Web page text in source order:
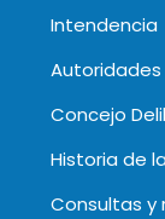
Intendencia
Concejo
Historia de
Consultas y